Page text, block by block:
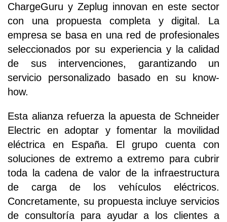
ChargeGuru y Zeplug innovan en este sector
con una propuesta completa y digital. La
empresa se basa en una red de profesionales
seleccionados por su experiencia y la calidad
de sus intervenciones, garantizando un
servicio personalizado basado en su know-
how.
Esta alianza refuerza la apuesta de Schneider
Electric en adoptar y fomentar la movilidad
eléctrica en España. El grupo cuenta con
soluciones de extremo a extremo para cubrir
toda la cadena de valor de la infraestructura
de carga de los vehículos eléctricos.
Concretamente, su propuesta incluye servicios
de consultoría para ayudar a los clientes a